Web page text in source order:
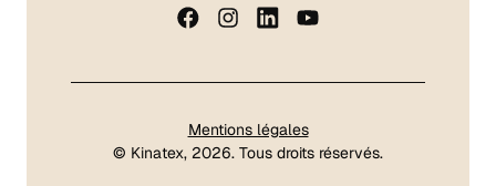
Mentions légales
© Kinatex, 2026. Tous droits réservés.